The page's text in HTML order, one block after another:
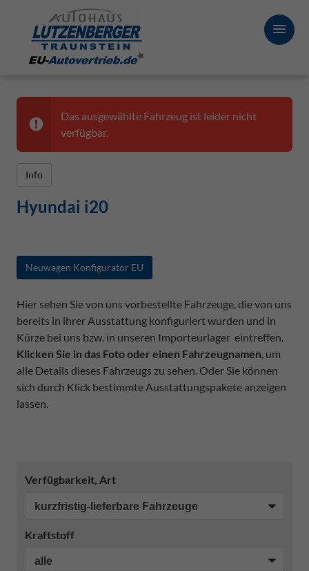
Das ausgewählte Fahrzeug ist leider nicht
verfügbar.
Info
Hyundai i20
Neuwagen Konfigurator EU
Hier sehen Sie von uns vorbestellte Fahrzeuge, die von uns
bereits in ihrer Ausstattung konfiguriert wurden und in
Kürze bei uns bzw. in unseren Importeurlager eintreffen.
Klicken Sie in das Foto oder einen Fahrzeugnamen, um
alle Details dieses Fahrzeugs zu sehen. Oder Sie können
sich durch Klick bestimmte Ausstattungspakete anzeigen
lassen.
Verfügbarkeit, Art
Kraftstoff